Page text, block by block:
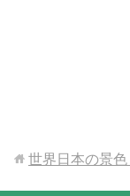
世界日本の景色